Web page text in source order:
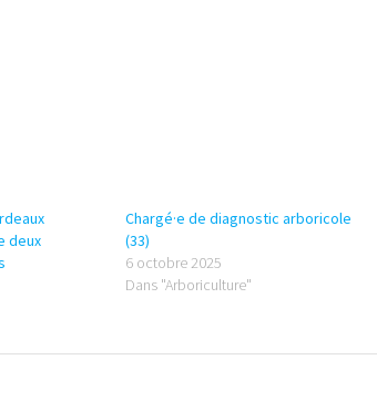
deux
Chargé·e de diagnostic arboricole
(33)
6 octobre 2025
Dans "Arboriculture"